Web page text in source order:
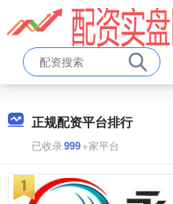
正规配资平台排行
已收录999+家平台